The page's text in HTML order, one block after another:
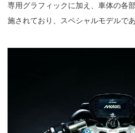
専用グラフィックに加え、車体の各
施されており、スペシャルモデルで